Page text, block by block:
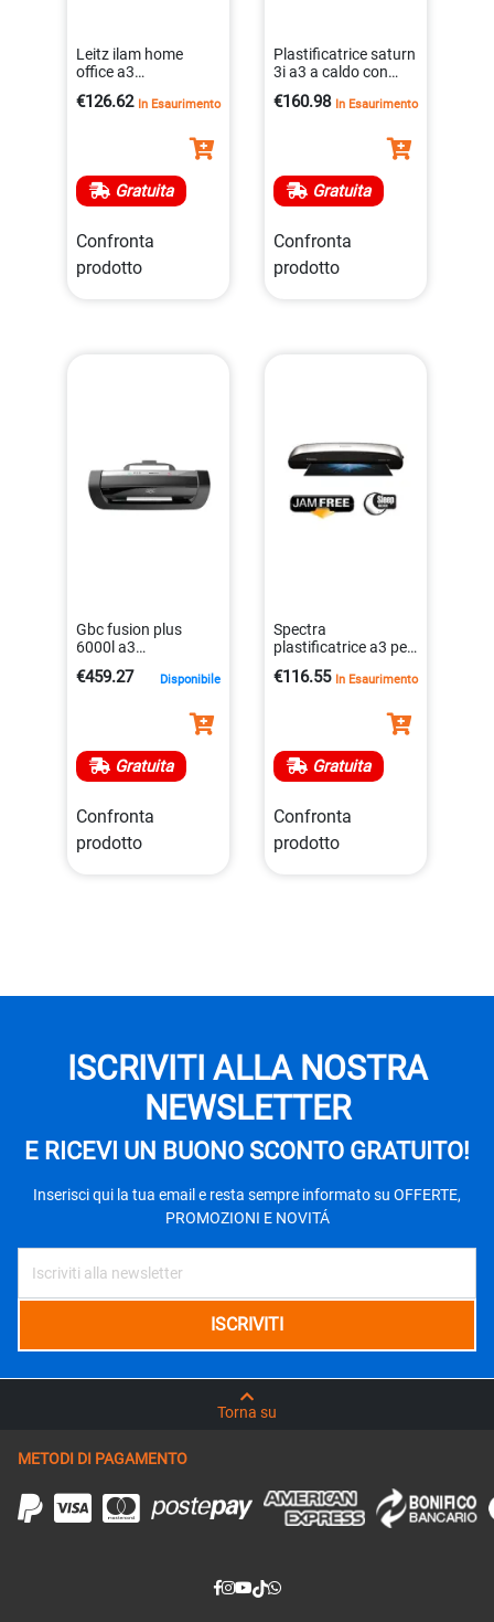
Leitz ilam home
office a3
compatta
€126.62 In Esaurimento
Gratuita
Confronta
prodotto
Plastificatrice saturn
3i a3 a caldo con
inserimento
€160.98 In Esaurimento
Gratuita
Confronta
prodotto
Gbc fusion plus
6000l a3
professionale
€459.27 Disponibile
Gratuita
Confronta
prodotto
Spectra
plastificatrice a3 per
formato a3
€116.55 In Esaurimento
Gratuita
Confronta
prodotto
ISCRIVITI ALLA NOSTRA
NEWSLETTER
E RICEVI UN BUONO SCONTO GRATUITO!
Inserisci qui la tua email e resta sempre informato su OFFERTE,
PROMOZIONI E NOVITÁ
Torna su
METODI DI PAGAMENTO